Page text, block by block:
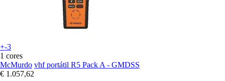
+-3
1 cores
McMurdo vhf portátil R5 Pack A - GMDSS
€ 1.057,62